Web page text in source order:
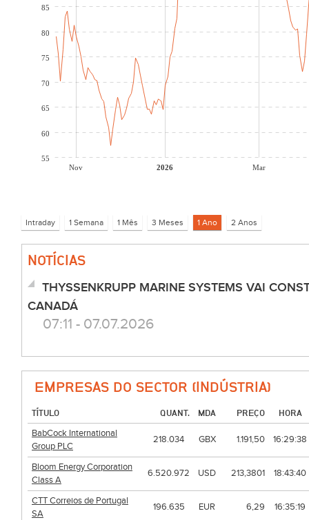
Nov 2026 Mar
55
60
65
70
75
80
85
NOTÍCIAS
THYSSENKRUPP MARINE SYSTEMS VAI
CANADÁ
07:11 - 07.07.2026
EMPRESAS DO SECTOR (INDÚSTRIA)
TÍTULO QUANT. MDA PREÇO
HORA
BabCock International
Group PLC
218.034 GBX 1.191,50 16:29:38
Bloom Energy Corporation
Class A
6.520.972 USD 213,3801 18:43:40
CTT Correios de Portugal
SA
196.635 EUR 6,29 16:35:19